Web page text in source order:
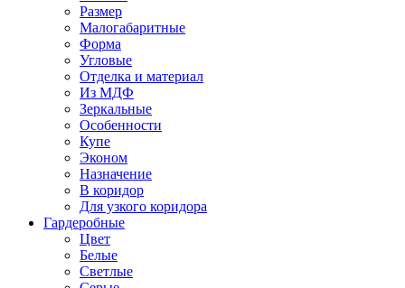
Размер
Малогабаритные
Форма
Угловые
Отделка и материал
Из МДФ
Зеркальные
Особенности
Купе
Эконом
Назначение
В коридор
Для узкого коридора
Гардеробные
Цвет
Белые
Светлые